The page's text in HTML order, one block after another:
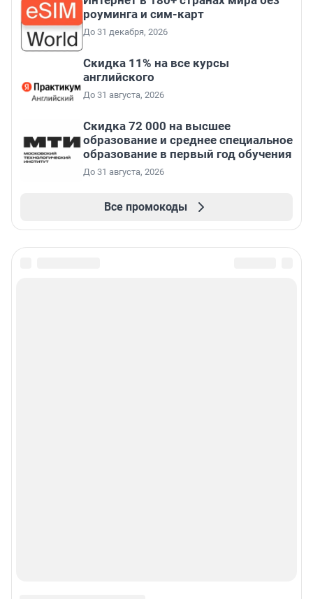
роуминга и сим-карт
До 31 декабря, 2026
Скидка 11% на все курсы
английского
До 31 августа, 2026
Скидка 72 000 на высшее
образование и среднее специальное
образование в первый год обучения
До 31 августа, 2026
Все промокоды